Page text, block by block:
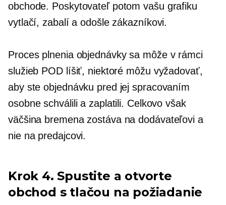
obchode. Poskytovateľ potom vašu grafiku
vytlačí, zabalí a odošle zákazníkovi.
Proces plnenia objednávky sa môže v rámci
služieb POD líšiť, niektoré môžu vyžadovať,
aby ste objednávku pred jej spracovaním
osobne schválili a zaplatili. Celkovo však
väčšina bremena zostáva na dodávateľovi a
nie na predajcovi.
Krok 4. Spustite a otvorte
obchod s tlačou na požiadanie